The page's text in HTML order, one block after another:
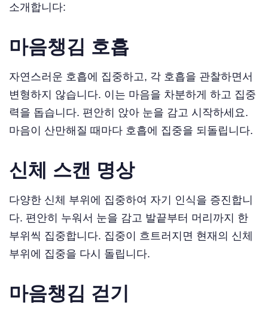
소개합니다:
마음챙김 호흡
자연스러운 호흡에 집중하고, 각 호흡을 관찰하면서
변형하지 않습니다. 이는 마음을 차분하게 하고 집중
력을 돕습니다. 편안히 앉아 눈을 감고 시작하세요.
마음이 산만해질 때마다 호흡에 집중을 되돌립니다.
신체 스캔 명상
다양한 신체 부위에 집중하여 자기 인식을 증진합니
다. 편안히 누워서 눈을 감고 발끝부터 머리까지 한
부위씩 집중합니다. 집중이 흐트러지면 현재의 신체
부위에 집중을 다시 돌립니다.
마음챙김 걷기